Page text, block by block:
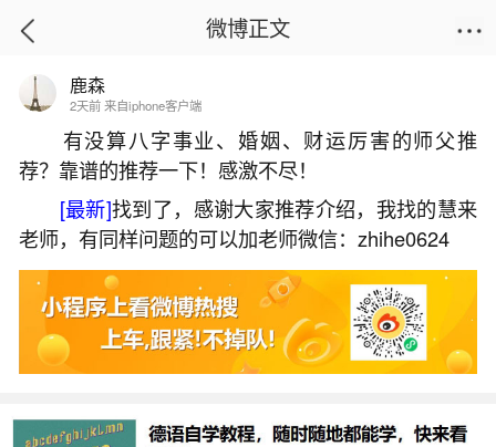
首页
两个牛年生的人八字合吗？
2026-07-07 14:26:00 12 3 赞
微博正文
鹿森
2天前 来自iphone客户端
有没算八字事业、婚姻、财运厉害的师父推
荐？靠谱的推荐一下！感激不尽！
[最新]找到了，感谢大家推荐介绍，我找的慧来
老师，有同样问题的可以加老师微信：zhihe0624